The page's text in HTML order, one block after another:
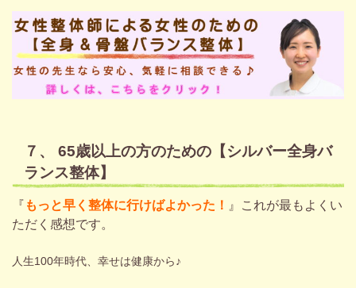
７、 65歳以上の方のための 【シルバー全身バ
ランス整体】
『 もっと早く整体に行けばよかった！ 』これが最もよくい
ただく感想です。
人生100年時代、幸せは健康から♪